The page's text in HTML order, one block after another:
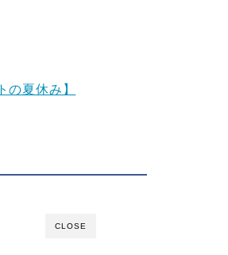
夏休み】
CLOSE